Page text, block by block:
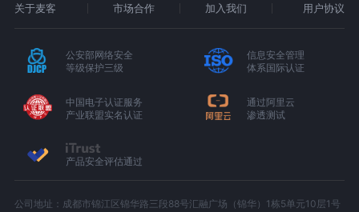
关于麦客 市场合作 加入我们 用户协议
公安部网络安全
等级保护三级
信息安全管理
体系国际认证
中国电子认证服务
产业联盟实名认证
通过阿里云
渗透测试
产品安全评估通过
公司地址：成都市锦江区锦华路三段88号汇融广场（锦华）1栋5单元10层1号